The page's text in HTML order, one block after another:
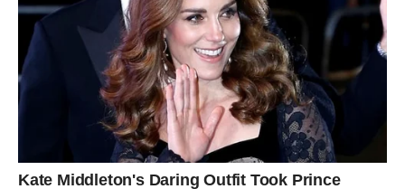
naučili da ne odustaju čak i kada su umorni
Ova godina donosizatvaranje karmičkog duga. Više
nema ponavljanja istih scenarija. Ljudi koji su donosili
teret polako izlaze iz života. Situacije koje su stvarale
pritisak gube snagu.